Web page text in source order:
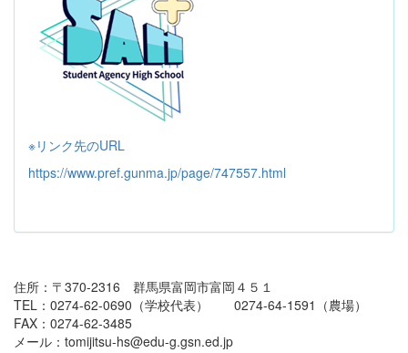
※リンク先のURL
https://www.pref.gunma.jp/page/747557.html
住所：〒370-2316 群馬県富岡市富岡４５１
TEL：0274-62-0690（学校代表） 0274-64-1591（農場）
FAX：0274-62-3485
メール：tomijitsu-hs@edu-g.gsn.ed.jp